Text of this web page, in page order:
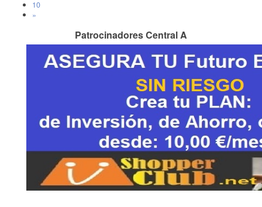
10
»
Patrocinadores Central A